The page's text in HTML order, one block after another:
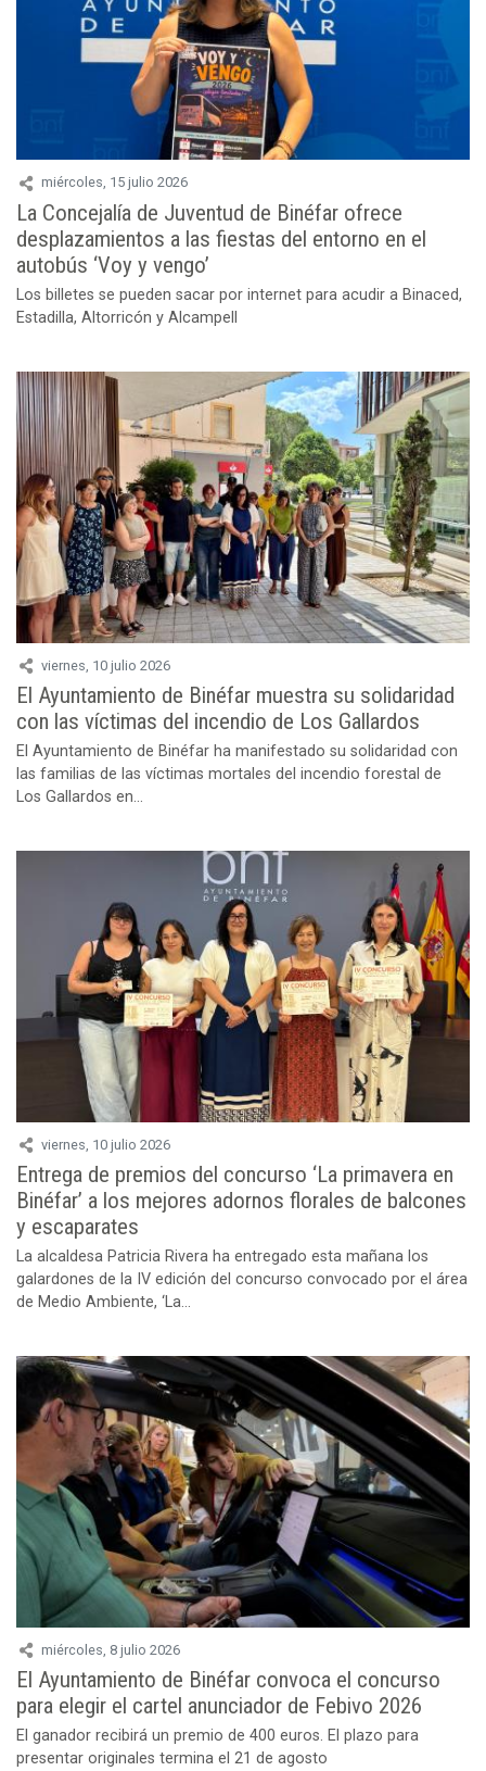
miércoles, 15 julio 2026
La Concejalía de Juventud de Binéfar ofrece
desplazamientos a las fiestas del entorno en el
autobús ‘Voy y vengo’
Los billetes se pueden sacar por internet para acudir a Binaced,
Estadilla, Altorricón y Alcampell
viernes, 10 julio 2026
El Ayuntamiento de Binéfar muestra su solidaridad
con las víctimas del incendio de Los Gallardos
El Ayuntamiento de Binéfar ha manifestado su solidaridad con
las familias de las víctimas mortales del incendio forestal de
Los Gallardos en...
viernes, 10 julio 2026
Entrega de premios del concurso ‘La primavera en
Binéfar’ a los mejores adornos florales de balcones
y escaparates
La alcaldesa Patricia Rivera ha entregado esta mañana los
galardones de la IV edición del concurso convocado por el área
de Medio Ambiente, ‘La...
miércoles, 8 julio 2026
El Ayuntamiento de Binéfar convoca el concurso
para elegir el cartel anunciador de Febivo 2026
El ganador recibirá un premio de 400 euros. El plazo para
presentar originales termina el 21 de agosto